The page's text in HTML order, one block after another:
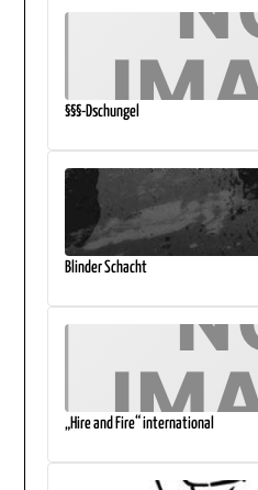
§§§-Dschungel
Blinder Schacht
„Hire and Fire“ international